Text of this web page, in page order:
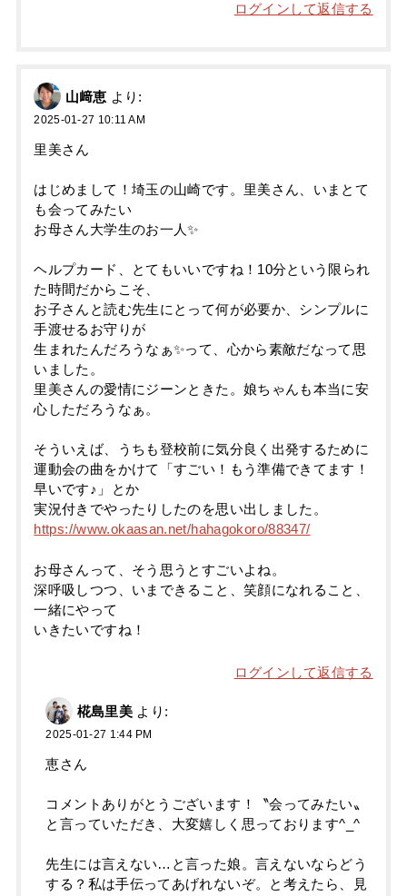
ログインして返信する
山﨑恵 より:
2025-01-27 10:11 AM
里美さん
はじめまして！埼玉の山崎です。里美さん、いまとて
も会ってみたい
お母さん大学生のお一人✨
ヘルプカード、とてもいいですね！10分という限られ
た時間だからこそ、
お子さんと読む先生にとって何が必要か、シンプルに
手渡せるお守りが
生まれたんだろうなぁ✨って、心から素敵だなって思
いました。
里美さんの愛情にジーンときた。娘ちゃんも本当に安
心しただろうなぁ。
そういえば、うちも登校前に気分良く出発するために
運動会の曲をかけて「すごい！もう準備できてます！
早いです♪」とか
実況付きでやったりしたのを思い出しました。
https://www.okaasan.net/hahagokoro/88347/
お母さんって、そう思うとすごいよね。
深呼吸しつつ、いまできること、笑顔になれること、
一緒にやって
いきたいですね！
ログインして返信する
椛島里美 より:
2025-01-27 1:44 PM
恵さん
コメントありがとうございます！〝会ってみたい〟
と言っていただき、大変嬉しく思っております^_^
先生には言えない…と言った娘。言えないならどう
する？私は手伝ってあげれないぞ。と考えたら、見